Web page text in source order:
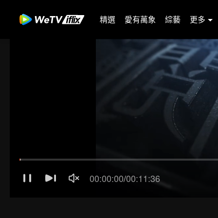
精選 愛有萬象 綜藝 更多